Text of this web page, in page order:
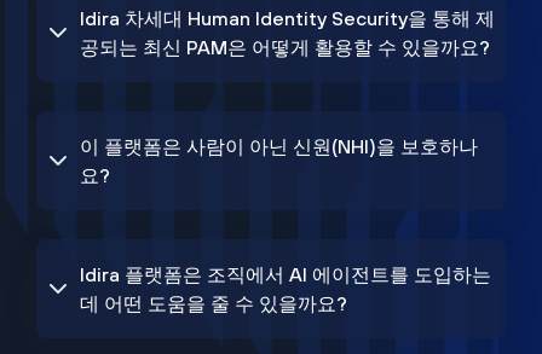
Idira 차세대 Human Identity Security을 통해 제
공되는 최신 PAM은 어떻게 활용할 수 있을까요?
이 플랫폼은 사람이 아닌 신원(NHI)을 보호하나
요?
Idira 플랫폼은 조직에서 AI 에이전트를 도입하는
데 어떤 도움을 줄 수 있을까요?